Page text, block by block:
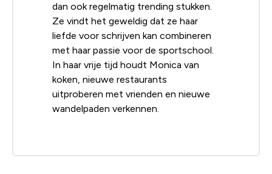
dan ook regelmatig trending stukken.
Ze vindt het geweldig dat ze haar
liefde voor schrijven kan combineren
met haar passie voor de sportschool.
In haar vrije tijd houdt Monica van
koken, nieuwe restaurants
uitproberen met vrienden en nieuwe
wandelpaden verkennen.